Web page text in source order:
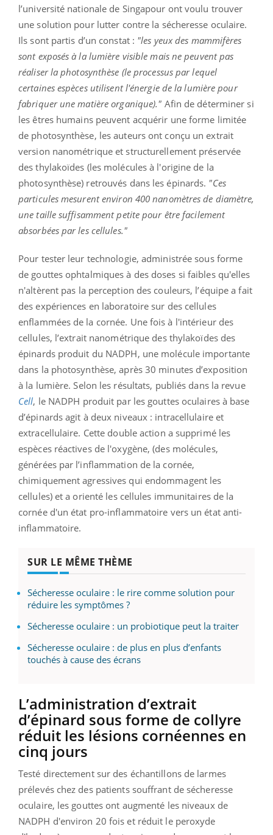
l’université nationale de Singapour ont voulu trouver
une solution pour lutter contre la sécheresse oculaire.
Ils sont partis d’un constat : "les yeux des mammifères
sont exposés à la lumière visible mais ne peuvent pas
réaliser la photosynthèse (le processus par lequel
certaines espèces utilisent l'énergie de la lumière pour
fabriquer une matière organique)." Afin de déterminer si
les êtres humains peuvent acquérir une forme limitée
de photosynthèse, les auteurs ont conçu un extrait
version nanométrique et structurellement préservée
des thylakoïdes (les molécules à l'origine de la
photosynthèse) retrouvés dans les épinards. "Ces
particules mesurent environ 400 nanomètres de diamètre,
une taille suffisamment petite pour être facilement
absorbées par les cellules."
Pour tester leur technologie, administrée sous forme
de gouttes ophtalmiques à des doses si faibles qu'elles
n'altèrent pas la perception des couleurs, l’équipe a fait
des expériences en laboratoire sur des cellules
enflammées de la cornée. Une fois à l'intérieur des
cellules, l’extrait nanométrique des thylakoïdes des
épinards produit du NADPH, une molécule importante
dans la photosynthèse, après 30 minutes d’exposition
à la lumière. Selon les résultats, publiés dans la revue
Cell, le NADPH produit par les gouttes oculaires à base
d’épinards agit à deux niveaux : intracellulaire et
extracellulaire. Cette double action a supprimé les
espèces réactives de l'oxygène, (des molécules,
générées par l’inflammation de la cornée,
chimiquement agressives qui endommagent les
cellules) et a orienté les cellules immunitaires de la
cornée d'un état pro-inflammatoire vers un état anti-
inflammatoire.
SUR LE MÊME THÈME
Sécheresse oculaire : le rire comme solution pour
réduire les symptômes ?
Sécheresse oculaire : un probiotique peut la traiter
Sécheresse oculaire : de plus en plus d’enfants
touchés à cause des écrans
L’administration d’extrait
d’épinard sous forme de collyre
réduit les lésions cornéennes en
cinq jours
Testé directement sur des échantillons de larmes
prélevés chez des patients souffrant de sécheresse
oculaire, les gouttes ont augmenté les niveaux de
NADPH d'environ 20 fois et réduit le peroxyde